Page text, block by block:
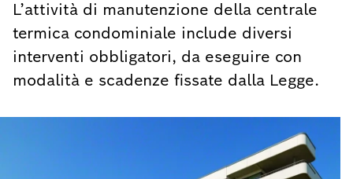
L’attività di manutenzione della centrale
termica condominiale include diversi
interventi obbligatori, da eseguire con
modalità e scadenze fissate dalla Legge.